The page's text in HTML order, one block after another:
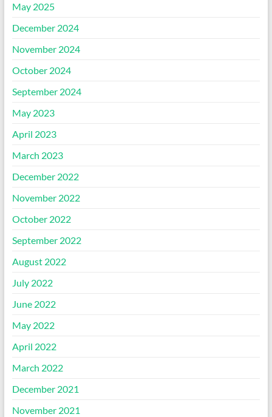
May 2025
December 2024
November 2024
October 2024
September 2024
May 2023
April 2023
March 2023
December 2022
November 2022
October 2022
September 2022
August 2022
July 2022
June 2022
May 2022
April 2022
March 2022
December 2021
November 2021